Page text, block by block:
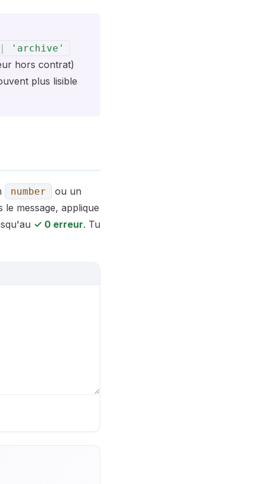
| 'archive'
hors contrat)
plus lisible
number ou un
message, applique
✓ 0 erreur. Tu